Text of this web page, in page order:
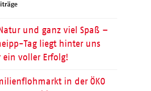
und ganz viel Spaß –
Tag liegt hinter uns
voller Erfolg!
in der ÖKO